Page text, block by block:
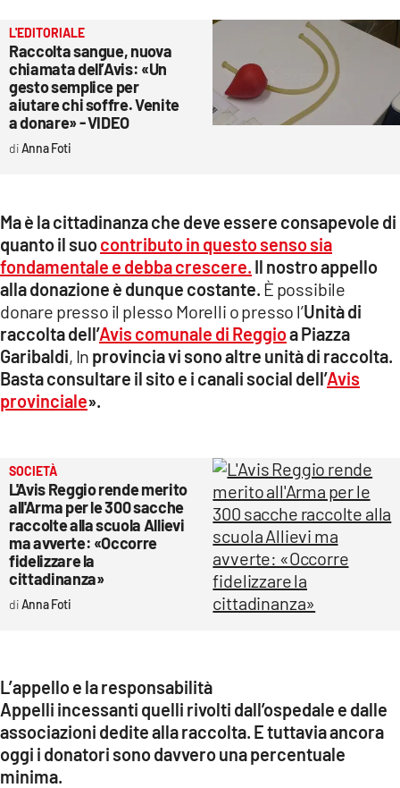
L'EDITORIALE
Raccolta sangue, nuova
chiamata dell’Avis: «Un
gesto semplice per
aiutare chi soffre. Venite
a donare» - VIDEO
Anna Foti
Ma è la cittadinanza che deve essere consapevole di
quanto il suocontributo in questo senso sia
fondamentale e debba crescere. Il nostro appello
alla donazione è dunque costante. È possibile
donare presso il plesso Morelli o presso l’Unità di
raccolta dell’Avis comunale di Reggioa Piazza
Garibaldi, In provincia vi sono altre unità di raccolta.
Basta consultare il sito e i canali social dell’Avis
provinciale».
SOCIETÀ
L'Avis Reggio rende merito
all'Arma per le 300 sacche
raccolte alla scuola Allievi
ma avverte: «Occorre
fidelizzare la
cittadinanza»
Anna Foti
L’appello e la responsabilità
Appelli incessanti quelli rivolti dall’ospedale e dalle
associazioni dedite alla raccolta. E tuttavia ancora
oggi i donatori sono davvero una percentuale
minima.